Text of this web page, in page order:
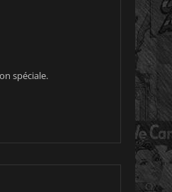
spéciale.